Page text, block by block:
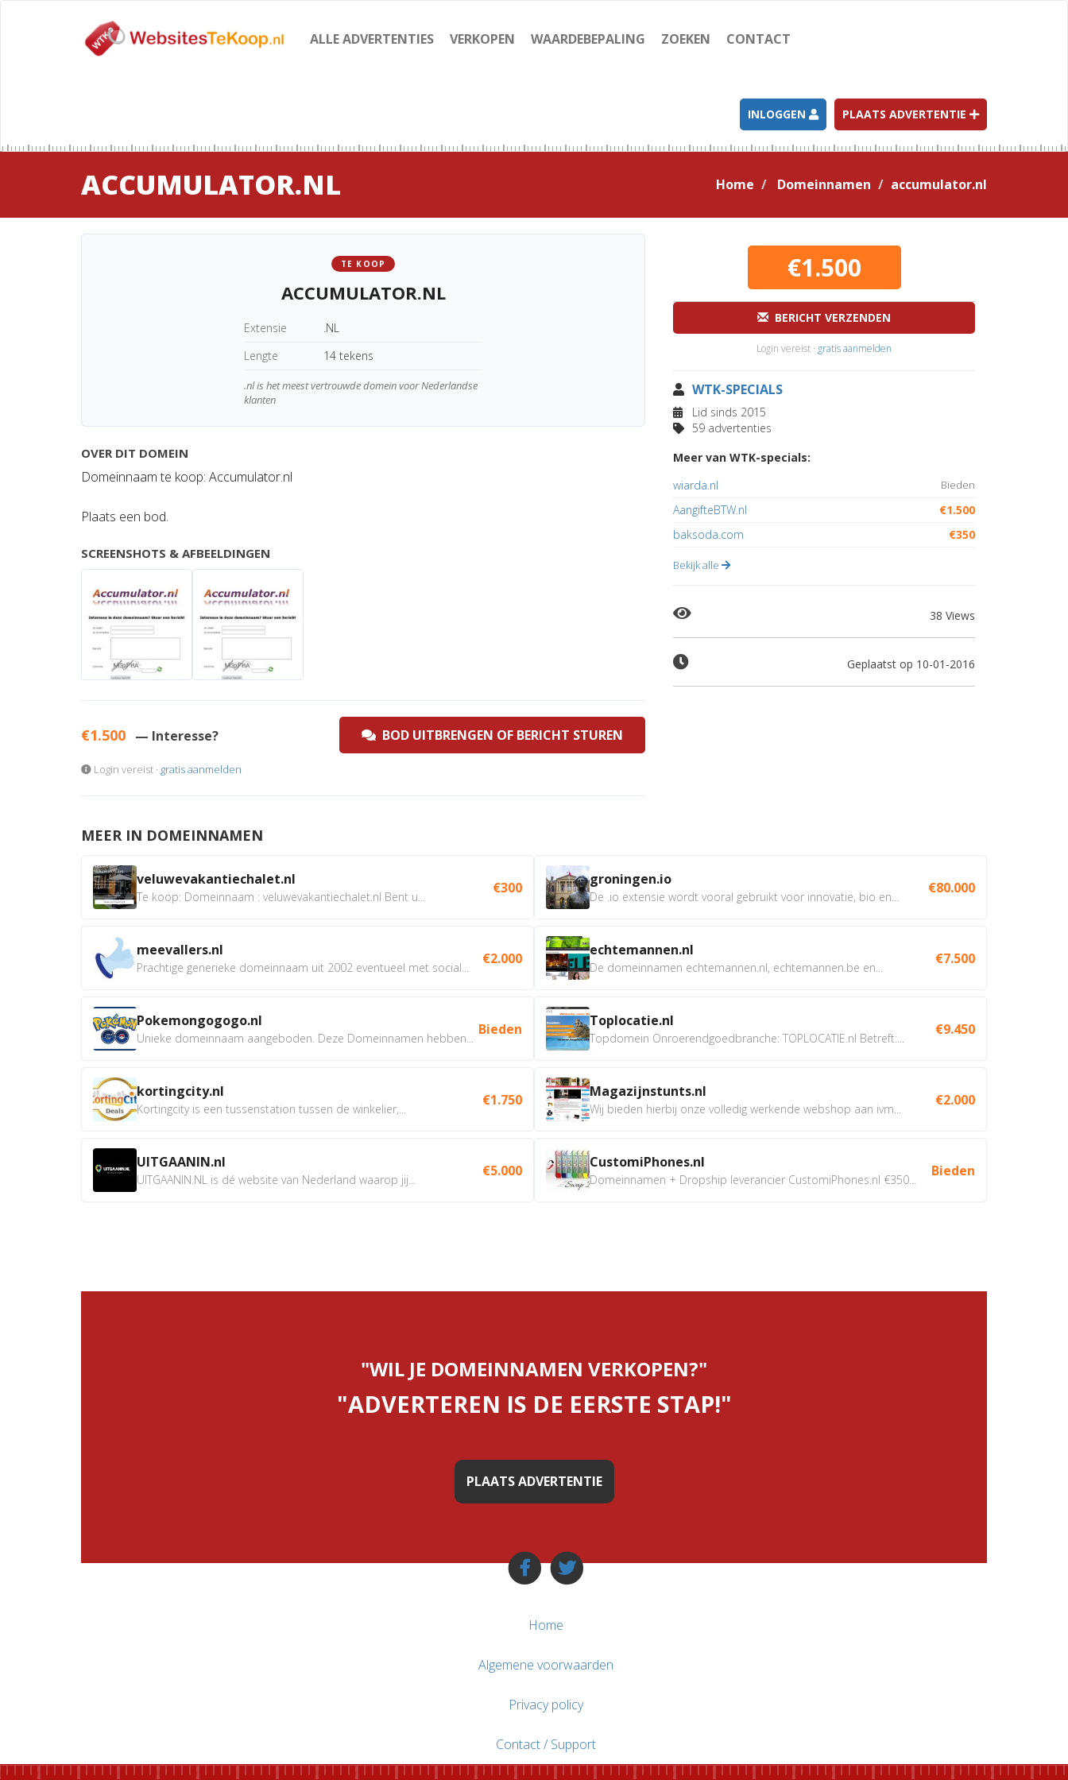
ALLE ADVERTENTIES VERKOPEN WAARDEBEPALING ZOEKEN CONTACT
INLOGGEN PLAATS ADVERTENTIE
ACCUMULATOR.NL Home Domeinnamen accumulator.nl
TE KOOP
ACCUMULATOR.NL
Extensie
.NL
Lengte
14 tekens
.nl is het meest vertrouwde domein voor Nederlandse
klanten
OVER DIT DOMEIN
Domeinnaam te koop: Accumulator.nl
Plaats een bod.
SCREENSHOTS & AFBEELDINGEN
€1.500 — Interesse? BOD UITBRENGEN OF BERICHT STUREN
Login vereist · gratis aanmelden
€1.500
BERICHT VERZENDEN
Login vereist · gratis aanmelden
WTK-SPECIALS
Lid sinds 2015
59 advertenties
Meer van WTK-specials:
wiarda.nl
Bieden
AangifteBTW.nl
€1.500
baksoda.com
€350
Bekijk alle
38 Views
Geplaatst op 10-01-2016
MEER IN DOMEINNAMEN
veluwevakantiechalet.nl
Te koop: Domeinnaam : veluwevakantiechalet.nl Bent u...
€300
meevallers.nl
Prachtige generieke domeinnaam uit 2002 eventueel met social...
€2.000
Pokemongogogo.nl
Unieke domeinnaam aangeboden. Deze Domeinnamen hebben...
Bieden
kortingcity.nl
Kortingcity is een tussenstation tussen de winkelier,...
€1.750
UITGAANIN.nl
UITGAANIN.NL is dé website van Nederland waarop jij...
€5.000
groningen.io
De .io extensie wordt vooral gebruikt voor innovatie, bio en...
€80.000
echtemannen.nl
De domeinnamen echtemannen.nl, echtemannen.be en...
€7.500
Toplocatie.nl
Topdomein Onroerendgoedbranche: TOPLOCATIE.nl Betreft:...
€9.450
Magazijnstunts.nl
Wij bieden hierbij onze volledig werkende webshop aan ivm...
€2.000
CustomiPhones.nl
Domeinnamen + Dropship leverancier CustomiPhones.nl €350...
Bieden
"WIL JE DOMEINNAMEN VERKOPEN?"
"ADVERTEREN IS DE EERSTE STAP!"
PLAATS ADVERTENTIE
Home
Algemene voorwaarden
Privacy policy
Contact / Support